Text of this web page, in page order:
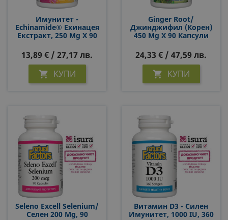
Имунитет -
Echinamide® Ехинацея
Екстракт, 250 Mg Х 90
13,89 € / 27,17 лв.
 КУПИ
Ginger Root/
Джинджифил (корен)
450 Mg Х 90 Капсули
24,33 € / 47,59 лв.
 КУПИ
Seleno Excell Selenium/
Селен 200 Μg, 90
Витамин D3 - Силен
Имунитет, 1000 IU, 360